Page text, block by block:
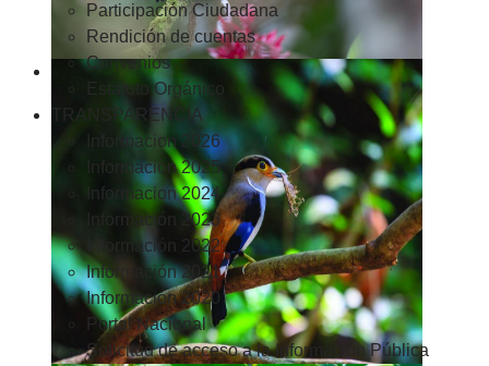
Participación Ciudadana
Rendición de cuentas
Convenios
Estatuto Orgánico
TRANSPARENCIA
Informacion 2026
Informacion 2025
Informacion 2024
Información 2023
Información 2022
Información 2021
Información 2020
Portal Nacional
Solicitud de acceso a la Información Pública